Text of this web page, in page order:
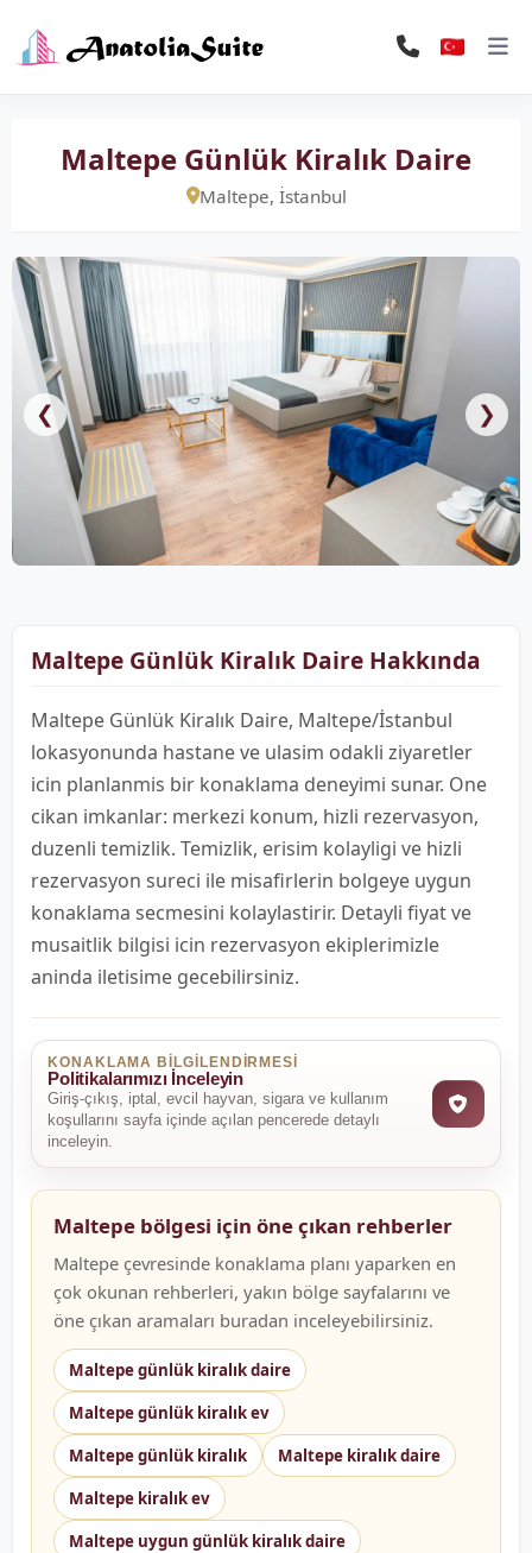
Maltepe Günlük Kiralık Daire
Maltepe, İstanbul
❮ ❯
Maltepe Günlük Kiralık Daire Hakkında
Maltepe Günlük Kiralık Daire, Maltepe/İstanbul
lokasyonunda hastane ve ulasim odakli ziyaretler
icin planlanmis bir konaklama deneyimi sunar. One
cikan imkanlar: merkezi konum, hizli rezervasyon,
duzenli temizlik. Temizlik, erisim kolayligi ve hizli
rezervasyon sureci ile misafirlerin bolgeye uygun
konaklama secmesini kolaylastirir. Detayli fiyat ve
musaitlik bilgisi icin rezervasyon ekiplerimizle
aninda iletisime gecebilirsiniz.
KONAKLAMA BILGILENDIRMESI
Politikalarımızı İnceleyin
Giriş-çıkış, iptal, evcil hayvan, sigara ve kullanım
koşullarını sayfa içinde açılan pencerede detaylı
inceleyin.
Maltepe bölgesi için öne çıkan rehberler
Maltepe çevresinde konaklama planı yaparken en
çok okunan rehberleri, yakın bölge sayfalarını ve
öne çıkan aramaları buradan inceleyebilirsiniz.
Maltepe günlük kiralık daire
Maltepe günlük kiralık ev
Maltepe günlük kiralık
Maltepe kiralık daire
Maltepe kiralık ev
Maltepe uygun günlük kiralık daire